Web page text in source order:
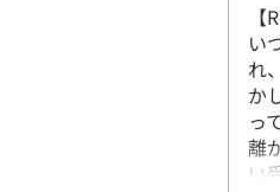
い
れ
か
っ
離
い